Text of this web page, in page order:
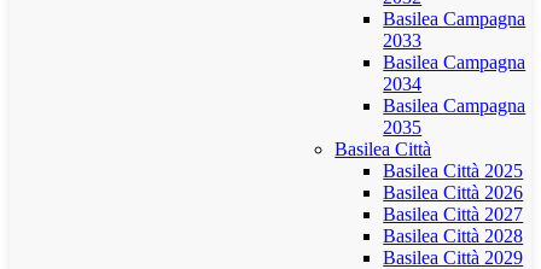
Basilea Campagna
2033
Basilea Campagna
2034
Basilea Campagna
2035
Basilea Città
Basilea Città 2025
Basilea Città 2026
Basilea Città 2027
Basilea Città 2028
Basilea Città 2029